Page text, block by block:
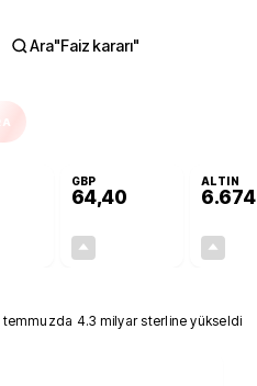
Ara"Faiz kararı"
GBP
64,40
ALTIN
6.674
temmuzda 4.3 milyar sterline yükseldi